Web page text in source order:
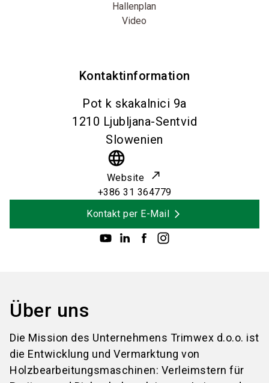
Hallenplan
Video
Kontaktinformation
Pot k skakalnici 9a
1210 Ljubljana-Sentvid
Slowenien
language
Website
+386 31 364779
Kontakt per E-Mail
Über uns
Die Mission des Unternehmens Trimwex d.o.o. ist
die Entwicklung und Vermarktung von
Holzbearbeitungsmaschinen: Verleimstern für